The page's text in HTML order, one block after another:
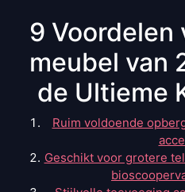
9 Voordelen
meubel van
de Ultieme
Ruim voldoende
Geschikt voor grotere